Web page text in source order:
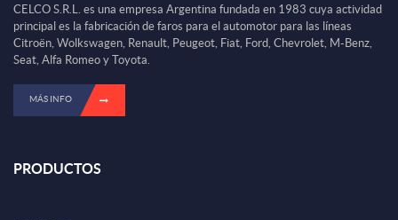
CELCO S.R.L. es una empresa Argentina fundada en 1983 cuya actividad
principal es la fabricación de faros para el automotor para las líneas
Citroën, Wolkswagen, Renault, Peugeot, Fiat, Ford, Chevrolet, M-Benz,
Seat, Alfa Romeo y Toyota.
MÁS INFO
PRODUCTOS